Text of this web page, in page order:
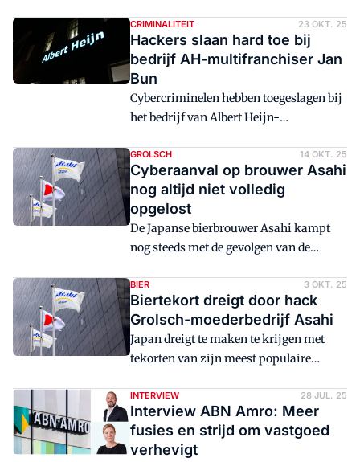
BBB-Kamerlid Henk Vermeer, nummer 3
op de kandidatenlijst.
melding gedaan bij de Autoriteit
Persoonsgegevens (AP).
CRIMINALITEIT 23 OKT. 25
Hackers slaan hard toe bij
bedrijf AH-multifranchiser Jan
Bun
Cybercriminelen hebben toegeslagen bij
het bedrijf van Albert Heijn-
GROLSCH 14 OKT. 25
Cyberaanval op brouwer Asahi
nog altijd niet volledig
opgelost
De Japanse bierbrouwer Asahi kampt
nog steeds met de gevolgen van de
bedrijf, dat ook eigenaar is van Grolsch,
stelt de presentatie van de
kwartaalcijfers uit.
BIER 3 OKT. 25
Biertekort dreigt door hack
Grolsch-moederbedrijf Asahi
Japan dreigt te maken te krijgen met
tekorten van zijn meest populaire
grote brouwer Asahi Group.
INTERVIEW 28 JUL. 25
Interview ABN Amro: Meer
fusies en strijd om vastgoed
verhevigt